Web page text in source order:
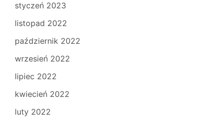
styczeń 2023
listopad 2022
październik 2022
wrzesień 2022
lipiec 2022
kwiecień 2022
luty 2022